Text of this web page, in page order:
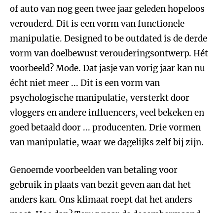
of auto van nog geen twee jaar geleden hopeloos
verouderd. Dit is een vorm van functionele
manipulatie. Designed to be outdated is de derde
vorm van doelbewust verouderingsontwerp. Hét
voorbeeld? Mode. Dat jasje van vorig jaar kan nu
écht niet meer ... Dit is een vorm van
psychologische manipulatie, versterkt door
vloggers en andere influencers,veel bekeken en
goed betaald door ... producenten. Drie vormen
van manipulatie, waar we dagelijks zelf bij zijn.
Genoemde voorbeelden van betaling voor
gebruik in plaats van bezit geven aan dat het
anders kan. Ons klimaat roept dat het anders